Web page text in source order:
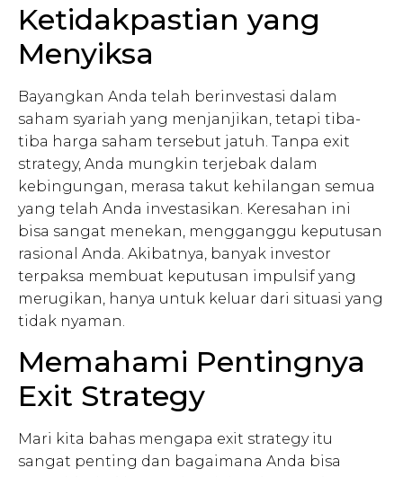
Ketidakpastian yang
Menyiksa
Bayangkan Anda telah berinvestasi dalam
saham syariah yang menjanjikan, tetapi tiba-
tiba harga saham tersebut jatuh. Tanpa exit
strategy, Anda mungkin terjebak dalam
kebingungan, merasa takut kehilangan semua
yang telah Anda investasikan. Keresahan ini
bisa sangat menekan, mengganggu keputusan
rasional Anda. Akibatnya, banyak investor
terpaksa membuat keputusan impulsif yang
merugikan, hanya untuk keluar dari situasi yang
tidak nyaman.
Memahami Pentingnya
Exit Strategy
Mari kita bahas mengapa exit strategy itu
sangat penting dan bagaimana Anda bisa